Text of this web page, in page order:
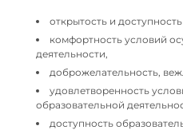
открытость и
комфортность условий
деятельности,
доброжелательность,
удовлетворенность
образовательной
доступность